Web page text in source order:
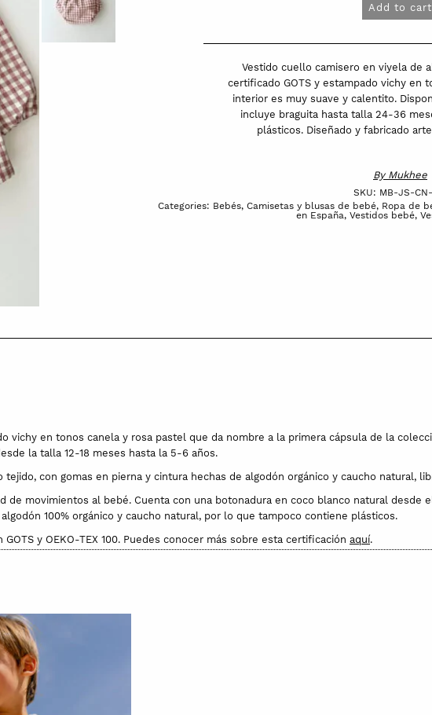
Add to cart
Vestido cuello camisero en viyela de
certificado GOTS y estampado vichy en
interior es muy suave y calentito.
incluye braguita hasta talla 24-36
plásticos. Diseñado y fabricado
By Mukhee
SKU: MB-JS-
Categories: Bebés, Camisetas y blusas de bebé, Ropa de
en España, Vestidos bebé,
vichy en tonos canela y rosa pastel que da nombre a la primera cápsula de la
la talla 12-18 meses hasta la 5-6 años.
con gomas en pierna y cintura hechas de algodón orgánico y caucho natural,
movimientos al bebé. Cuenta con una botonadura en coco blanco natural desde
100% orgánico y caucho natural, por lo que tampoco contiene plásticos.
y OEKO-TEX 100. Puedes conocer más sobre esta certificación aquí.
porque la cara interior es ligeramente afranelada, lo que lo convierte en un
y autorregula la temperatura del cuerpo. Todo el interior, tanto la braguita como
tejidos tienen certificación GOTS y OEKO-TEX 100.